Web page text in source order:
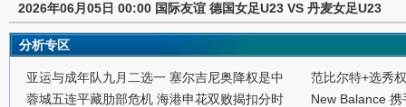
2026年06月05日 00:00 国际友谊 德国女足U23 VS 丹麦女足U23
分析专区
亚运与成年队九月二选一 塞尔吉尼奥降权是中
蓉城五连平藏肋部危机 海港申花双败揭扣分时
范比尔特+选秀
New Balance